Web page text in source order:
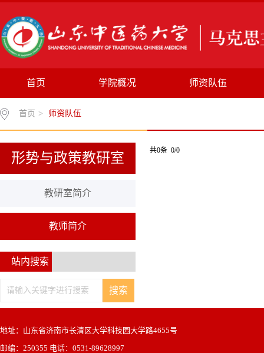
首页 学院概况 师资队伍
首页 > 师资队伍
形势与政策教研室
教研室简介
教师简介
站内搜索
共0条 0/0
地址：山东省济南市长清区大学科技园大学路4655号
邮编：250355 电话：0531-89628997